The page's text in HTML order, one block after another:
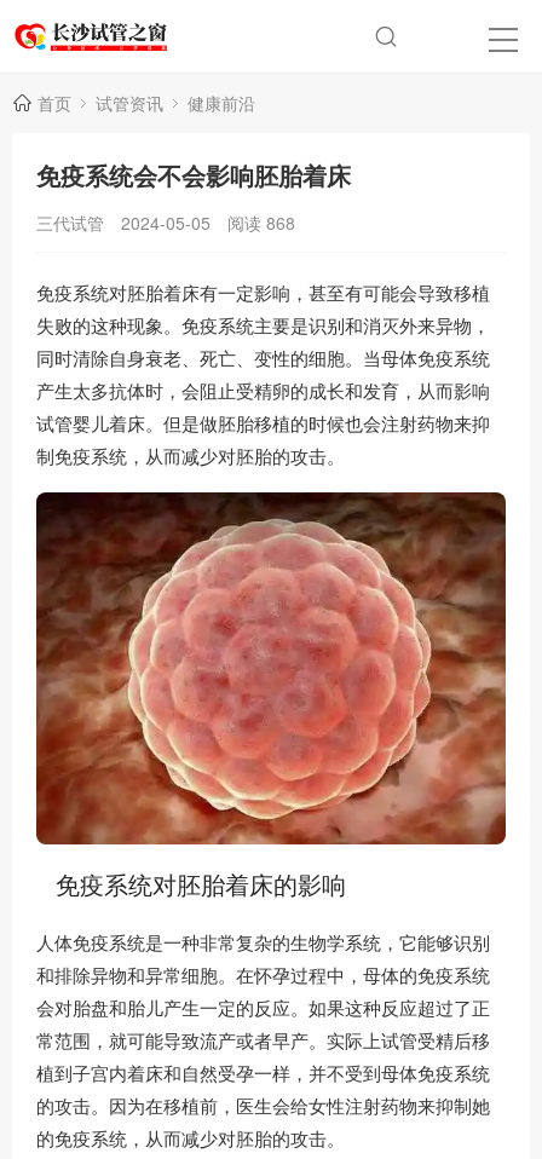
首页 试管资讯 健康前沿
免疫系统会不会影响胚胎着床
三代试管 2024-05-05 阅读 868
免疫系统对胚胎着床有一定影响，甚至有可能会导致移植
失败的这种现象。免疫系统主要是识别和消灭外来异物，
同时清除自身衰老、死亡、变性的细胞。当母体免疫系统
产生太多抗体时，会阻止受精卵的成长和发育，从而影响
试管婴儿着床。但是做胚胎移植的时候也会注射药物来抑
制免疫系统，从而减少对胚胎的攻击。
免疫系统对胚胎着床的影响
人体免疫系统是一种非常复杂的生物学系统，它能够识别
和排除异物和异常细胞。在怀孕过程中，母体的免疫系统
会对胎盘和胎儿产生一定的反应。如果这种反应超过了正
常范围，就可能导致流产或者早产。实际上试管受精后移
植到子宫内着床和自然受孕一样，并不受到母体免疫系统
的攻击。因为在移植前，医生会给女性注射药物来抑制她
的免疫系统，从而减少对胚胎的攻击。